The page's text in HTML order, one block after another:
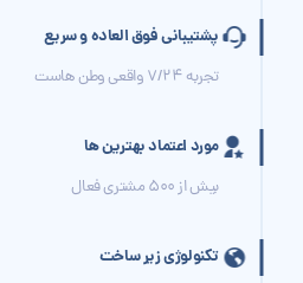
پشتیبانی فوق العاده و سریع
تجربه 7/24 واقعی وطن هاست
مورد اعتماد بهترین ها
بیش از 500 مشتری فعال
تکنولوژی زیر ساخت